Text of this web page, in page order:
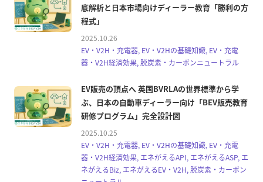
底解析と日本市場向けディーラー教育「勝利の方
程式」
2025.10.26
EV・V2H・充電器, EV・V2Hの基礎知識, EV・充電
器・V2H経済効果, 脱炭素・カーボンニュートラル
EV販売の頂点へ 英国BVRLAの世界標準から学
ぶ、日本の自動車ディーラー向け「BEV販売教育
研修プログラム」完全設計図
2025.10.25
EV・V2H・充電器, EV・V2Hの基礎知識, EV・充電
器・V2H経済効果, エネがえるAPI, エネがえるASP, エ
ネがえるBiz, エネがえるEV・V2H, 脱炭素・カーボン